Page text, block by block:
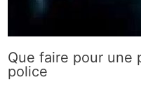
Que faire pour une
police